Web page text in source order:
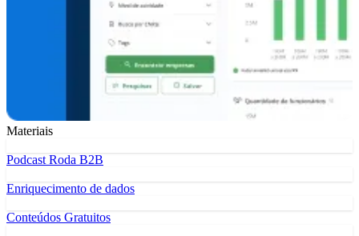
Materiais
Podcast Roda B2B
Enriquecimento de dados
Conteúdos Gratuitos